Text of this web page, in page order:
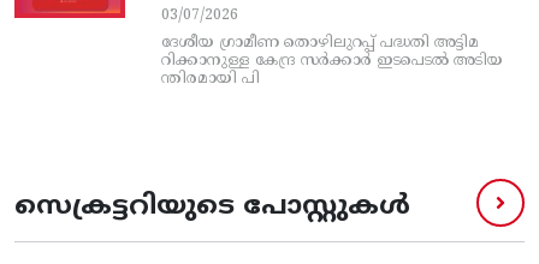
03/07/2026
ദേശീയ ഗ്രാമീണ തൊഴിലുറപ്പ്‌ പദ്ധതി അട്ടിമ
റിക്കാനുള്ള കേന്ദ്ര സര്‍ക്കാര്‍ ഇടപെടല്‍ അടിയ
ന്തിരമായി പി
സെക്രട്ടറിയുടെ പോസ്റ്റുകൾ